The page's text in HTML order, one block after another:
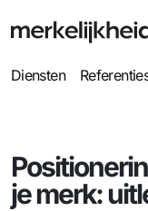
Diensten
je merk: